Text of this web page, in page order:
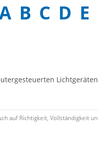
B C D E
auf Richtigkeit, Vollständigkeit